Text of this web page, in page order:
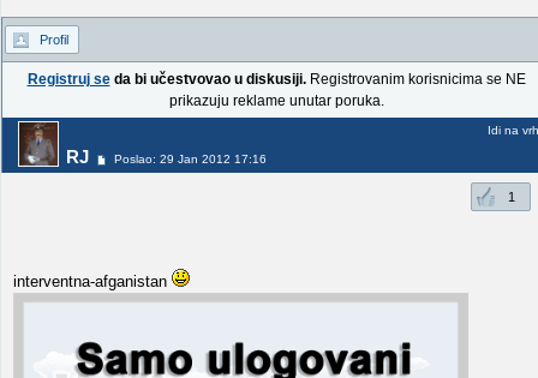
Profil
Registruj seda bi učestvovao u diskusiji.Registrovanim korisnicima se NE
prikazuju reklame unutar poruka.
RJ Poslao: 29 Jan 2012 17:16
Idi na vrh
1
interventna-afganistan